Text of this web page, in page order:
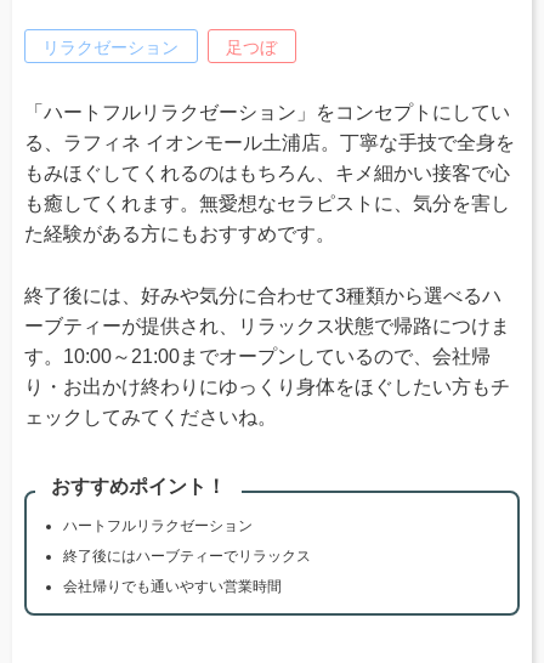
リラクゼーション 足つぼ
「ハートフルリラクゼーション」をコンセプトにしてい
る、ラフィネ イオンモール土浦店。丁寧な手技で全身を
もみほぐしてくれるのはもちろん、キメ細かい接客で心
も癒してくれます。無愛想なセラピストに、気分を害し
た経験がある方にもおすすめです。
終了後には、好みや気分に合わせて3種類から選べるハ
ーブティーが提供され、リラックス状態で帰路につけま
す。10:00～21:00までオープンしているので、会社帰
り・お出かけ終わりにゆっくり身体をほぐしたい方もチ
ェックしてみてくださいね。
おすすめポイント！
ハートフルリラクゼーション
終了後にはハーブティーでリラックス
会社帰りでも通いやすい営業時間